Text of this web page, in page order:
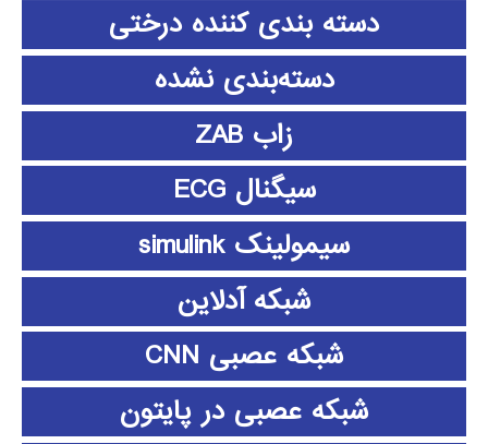
دسته بندی کننده درختی
دسته‌بندی نشده
زاب ZAB
سیگنال ECG
سیمولینک simulink
شبکه آدلاین
شبکه عصبی CNN
شبکه عصبی در پایتون